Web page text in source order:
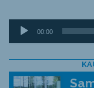
Äänitoistin
00:00